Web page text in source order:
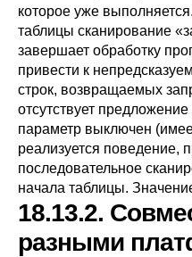
которое уже
таблицы сканирование «
завершает обработку
привести к
строк, возвращаемых
отсутствует предложение
параметр выключен
реализуется поведение,
последовательное
начала таблицы.
18.13.2.
разными